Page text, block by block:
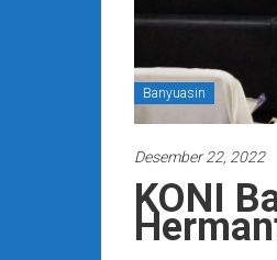
Banyuasin
Desember 22, 2022
KONI